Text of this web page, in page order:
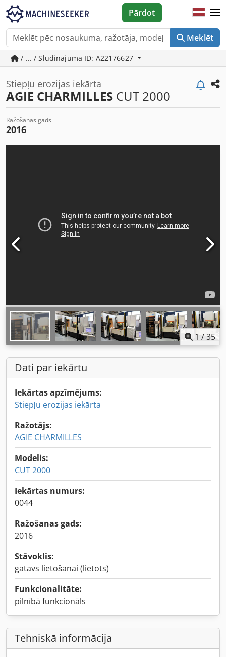
Meklēt
Pārdot
/ ... / Sludinājuma ID: A22176627
Stiepļu erozijas iekārta
AGIE CHARMILLES CUT 2000
Ražošanas gads
2016
1 /35
Dati par iekārtu
Iekārtas apzīmējums:
Stiepļu erozijas iekārta
Ražotājs:
AGIE CHARMILLES
Modelis:
CUT 2000
Iekārtas numurs:
0044
Ražošanas gads:
2016
Stāvoklis:
gatavs lietošanai (lietots)
Funkcionalitāte:
pilnībā funkcionāls
Tehniskā informācija